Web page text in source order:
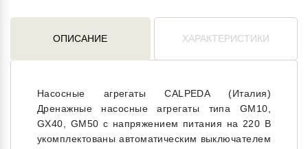
ОПИСАНИЕ ХАРАКТЕРИСТИКИ
Насосные агрегаты CALPEDA (Италия)
Дренажные насосные агрегаты типа GM10,
GX40, GM50 с напряжением питания на 220 В
укомплектованы автоматическим выключателем